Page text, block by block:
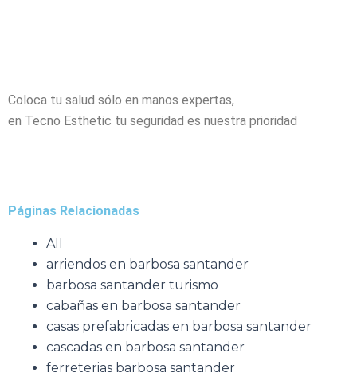
Coloca tu salud sólo en manos expertas,
en Tecno Esthetic tu seguridad es nuestra prioridad
Páginas Relacionadas
All
arriendos en barbosa santander
barbosa santander turismo
cabañas en barbosa santander
casas prefabricadas en barbosa santander
cascadas en barbosa santander
ferreterias barbosa santander